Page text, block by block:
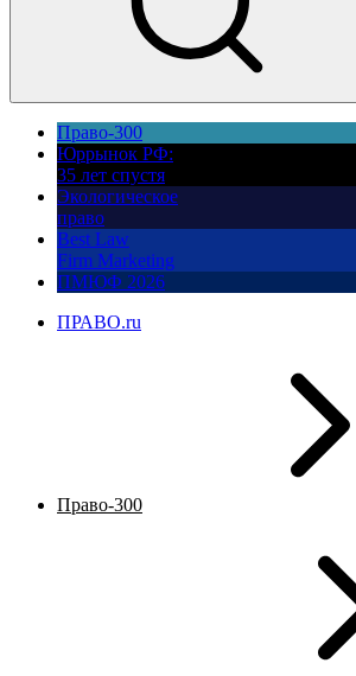
Право-300
Юррынок РФ:
35 лет спустя
Экологическое
право
Best Law
Firm Marketing
ПМЮФ 2026
ПРАВО.ru
Право-300